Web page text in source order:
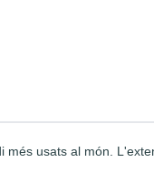
usats al món.